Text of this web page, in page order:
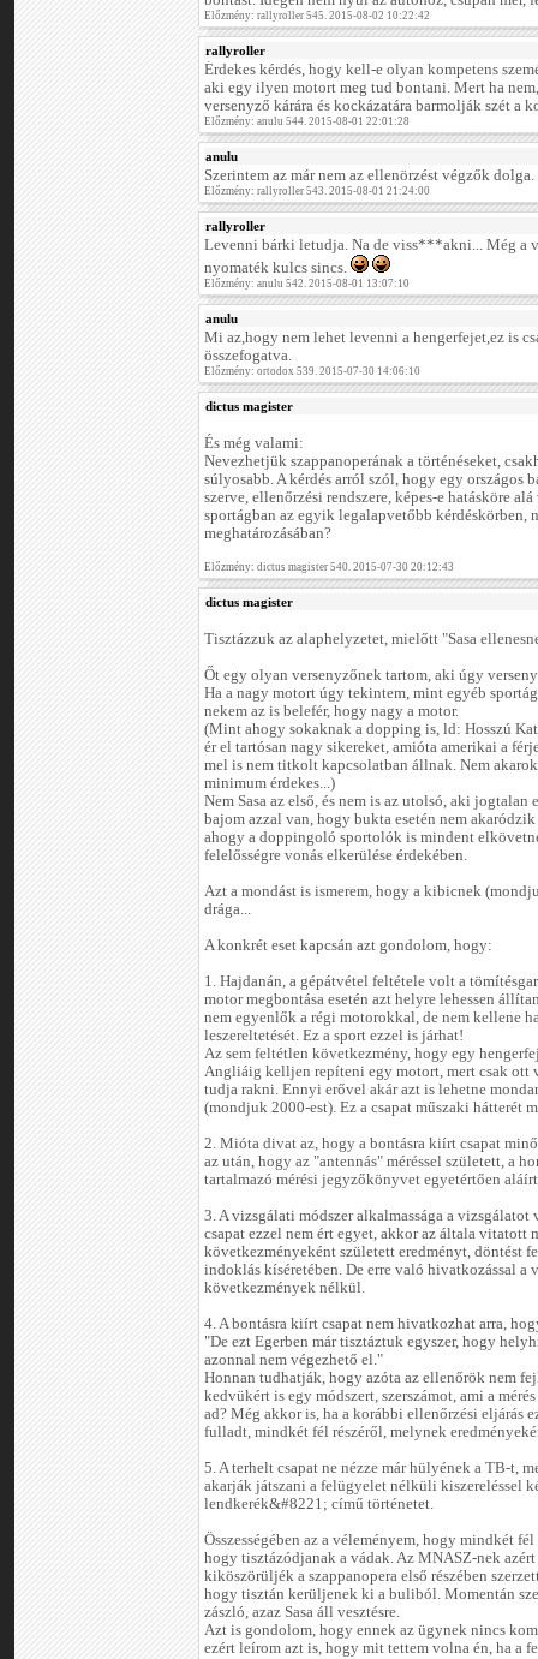
Előzmény: rallyroller 545. 2015-08-02 10:22:42
rallyroller
Érdekes kérdés, hogy kell-e olyan kompetens
aki egy ilyen motort meg tud bontani. Mert ha
versenyző kárára és kockázatára barmolják szét a
Előzmény: anulu 544. 2015-08-01 22:01:28
anulu
Szerintem az már nem az ellenörzést végzők dolga.
Előzmény: rallyroller 543. 2015-08-01 21:24:00
rallyroller
Levenni bárki letudja. Na de viss***akni... Még a
nyomaték kulcs sincs.
Előzmény: anulu 542. 2015-08-01 13:07:10
anulu
Mi az,hogy nem lehet levenni a hengerfejet,ez is
összefogatva.
Előzmény: ortodox 539. 2015-07-30 14:06:10
dictus magister
És még valami:
Nevezhetjük szappanoperának a történéseket,
súlyosabb. A kérdés arról szól, hogy egy országos
szerve, ellenőrzési rendszere, képes-e hatásköre
sportágban az egyik legalapvetőbb kérdéskörben,
meghatározásában?
Előzmény: dictus magister 540. 2015-07-30 20:12:43
dictus magister
Tisztázzuk az alaphelyzetet, mielőtt "Sasa
Őt egy olyan versenyzőnek tartom, aki úgy
Ha a nagy motort úgy tekintem, mint egyéb
nekem az is belefér, hogy nagy a motor.
(Mint ahogy sokaknak a dopping is, ld: Hosszú
ér el tartósan nagy sikereket, amióta amerikai a
mel is nem titkolt kapcsolatban állnak. Nem
minimum érdekes...)
Nem Sasa az első, és nem is az utolsó, aki
bajom azzal van, hogy bukta esetén nem
ahogy a doppingoló sportolók is mindent
felelősségre vonás elkerülése érdekében.
Azt a mondást is ismerem, hogy a kibicnek
drága...
A konkrét eset kapcsán azt gondolom, hogy:
1. Hajdanán, a gépátvétel feltétele volt a
motor megbontása esetén azt helyre lehessen
nem egyenlők a régi motorokkal, de nem kellene
leszereltetését. Ez a sport ezzel is járhat!
Az sem feltétlen következmény, hogy egy
Angliáig kelljen repíteni egy motort, mert csak ott
tudja rakni. Ennyi erővel akár azt is lehetne
(mondjuk 2000-est). Ez a csapat műszaki hátterét
2. Mióta divat az, hogy a bontásra kiírt csapat
az után, hogy az "antennás" méréssel született, a
tartalmazó mérési jegyzőkönyvet egyetértően
3. A vizsgálati módszer alkalmassága a vizsgálatot
csapat ezzel nem ért egyet, akkor az általa vitatott
következményeként született eredményt, döntést
indoklás kíséretében. De erre való hivatkozással a
következmények nélkül.
4. A bontásra kiírt csapat nem hivatkozhat arra,
"De ezt Egerben már tisztáztuk egyszer, hogy
azonnal nem végezhető el."
Honnan tudhatják, hogy azóta az ellenőrök nem
kedvükért is egy módszert, szerszámot, ami a
ad? Még akkor is, ha a korábbi ellenőrzési eljárás
fulladt, mindkét fél részéről, melynek
5. A terhelt csapat ne nézze már hülyének a TB-t,
akarják játszani a felügyelet nélküli kiszereléssel
lendkerék&#8221; című történetet.
Összességében az a véleményem, hogy mindkét
hogy tisztázódjanak a vádak. Az MNASZ-nek
kiköszörüljék a szappanopera első részében
hogy tisztán kerüljenek ki a buliból. Momentán
zászló, azaz Sasa áll vesztésre.
Azt is gondolom, hogy ennek az ügynek nincs
ezért leírom azt is, hogy mit tettem volna én, ha a